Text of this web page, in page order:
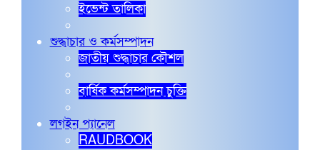
ইভেন্ট তালিকা
শুদ্ধাচার ও কর্মসম্পাদন
জাতীয় শুদ্ধাচার কৌশল
বার্ষিক কর্মসম্পাদন চুক্তি
লগইন প্যানেল
RAUDBOOK